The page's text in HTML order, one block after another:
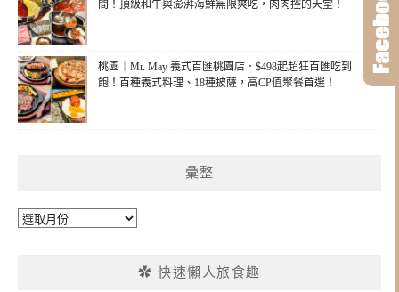
間！頂級和牛與澎湃海鮮無限爽吃，肉肉控的天堂！
桃園｜Mr. May 義式百匯桃園店．$498起超狂百匯吃到
飽！百種義式料理、18種披薩，高CP值聚餐首選！
彙整
彙
✿ 快速懶人旅食趣